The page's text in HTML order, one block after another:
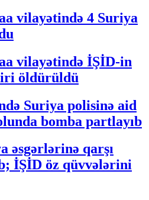
vilayətində 4 Suriya
vilayətində İŞİD-in
öldürüldü
Suriya polisinə aid
bomba partlayıb
əsgərlərinə qarşı
İŞİD öz qüvvələrini